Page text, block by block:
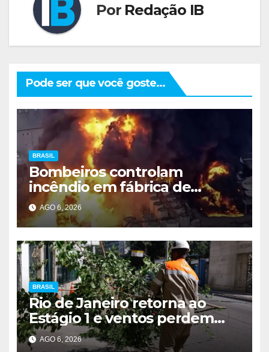
Por Redação IB
Pode ser que você goste...
BRASIL
Bombeiros controlam
incêndio em fábrica de
Itaquaquecetuba após 33
horas
AGO 6, 2026
BRASIL
Rio de Janeiro retorna ao
Estágio 1 e ventos perdem
intensidade
AGO 6, 2026